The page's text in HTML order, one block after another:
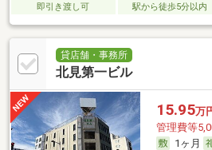
即引き渡し可 駅から徒歩5分以内
貸店舗・事務所
北見第一ビル
15.95万
管理費等
1ヶ月